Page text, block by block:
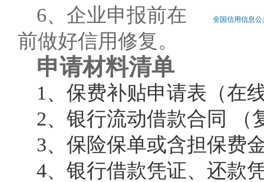
6、企业申报前在
全国信用信息
前做好信用修复。
申请材料清单
1、保费补贴申请表（在
2、银行流动借款合同 （
3、保险保单或含担保费
4、银行借款凭证、还款